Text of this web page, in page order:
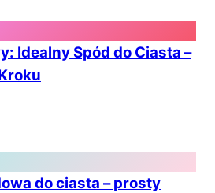
Idealny Spód do Ciasta –
do ciasta – prosty